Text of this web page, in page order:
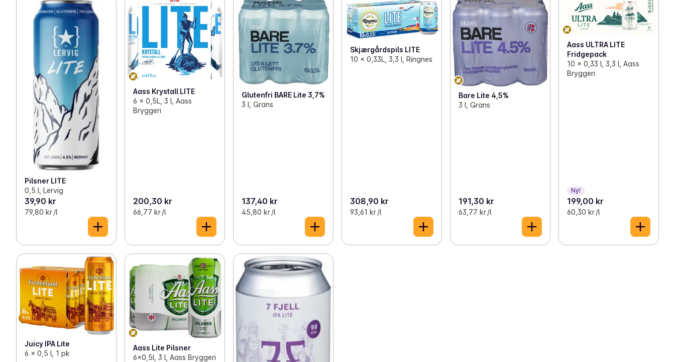
Pilsner LITE
0,5 l, Lervig
39,90 kr
79,80 kr /l
Aass Krystall LITE
6 x 0,5L, 3 l, Aass
Bryggeri
200,30 kr
66,77 kr /l
Glutenfri BARE Lite 3,7%
3 l, Grans
137,40 kr
45,80 kr /l
Skjærgårdspils LITE
10 x 0,33L, 3,3 l, Ringnes
308,90 kr
93,61 kr /l
Bare Lite 4,5%
3 l, Grans
191,30 kr
63,77 kr /l
Aass ULTRA LITE
Fridgepack
10 x 0,33 l, 3,3 l, Aass
Bryggeri
Ny!
199,00 kr
60,30 kr /l
Juicy IPA Lite
6 x 0,5 l, 1 pk
Aass Lite Pilsner
6x0,5l, 3 l, Aass Bryggeri